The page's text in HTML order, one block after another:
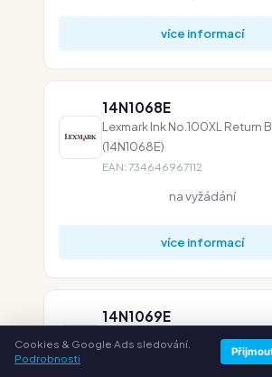
více informací
14N1068E
Lexmark Ink No.100XL Return
(14N1068E)
EAN: 734646967112
na vyžádání
více informací
14N1069E
Cookies & Google Ads sledování.
Podrobnosti